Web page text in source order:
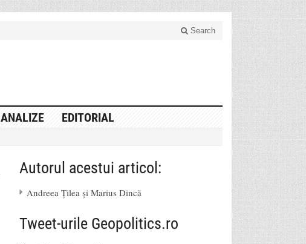
Search
ANALIZE EDITORIAL
Autorul acestui articol:
Andreea Țilea și Marius Dincă
Tweet-urile Geopolitics.ro